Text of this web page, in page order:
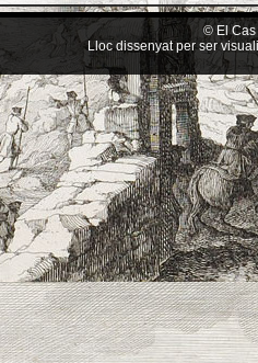
© El Cas
Lloc dissenyat per ser